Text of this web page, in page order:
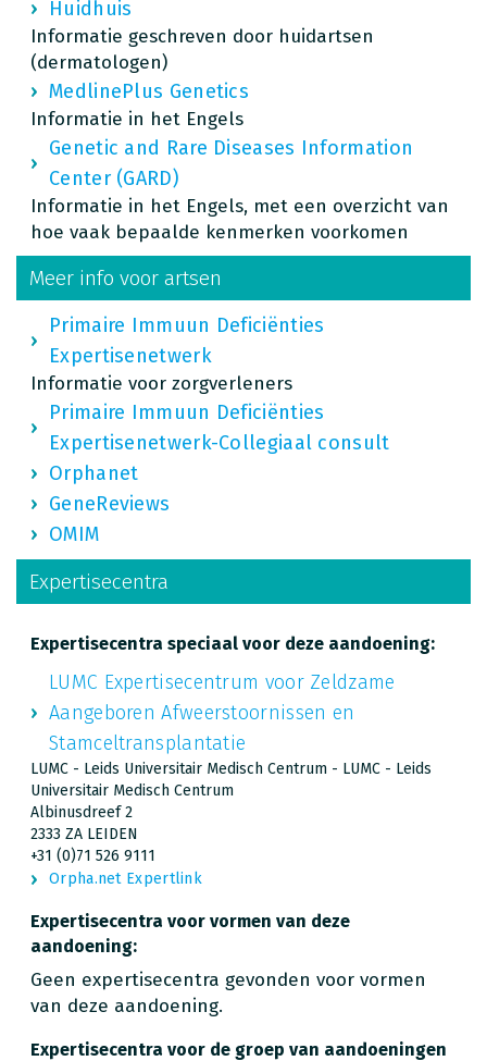
Huidhuis
Informatie geschreven door huidartsen
(dermatologen)
MedlinePlus Genetics
Informatie in het Engels
Genetic and Rare Diseases Information
Center (GARD)
Informatie in het Engels, met een overzicht van
hoe vaak bepaalde kenmerken voorkomen
Meer info voor artsen
Primaire Immuun Deficiënties
Expertisenetwerk
Informatie voor zorgverleners
Primaire Immuun Deficiënties
Expertisenetwerk-Collegiaal consult
Orphanet
GeneReviews
OMIM
Expertisecentra
Expertisecentra speciaal voor deze aandoening:
LUMC Expertisecentrum voor Zeldzame
Aangeboren Afweerstoornissen en
Stamceltransplantatie
LUMC - Leids Universitair Medisch Centrum - LUMC - Leids
Universitair Medisch Centrum
Albinusdreef 2
2333 ZA LEIDEN
+31 (0)71 526 9111
Orpha.net Expertlink
Expertisecentra voor vormen van deze
aandoening:
Geen expertisecentra gevonden voor vormen
van deze aandoening.
Expertisecentra voor de groep van aandoeningen